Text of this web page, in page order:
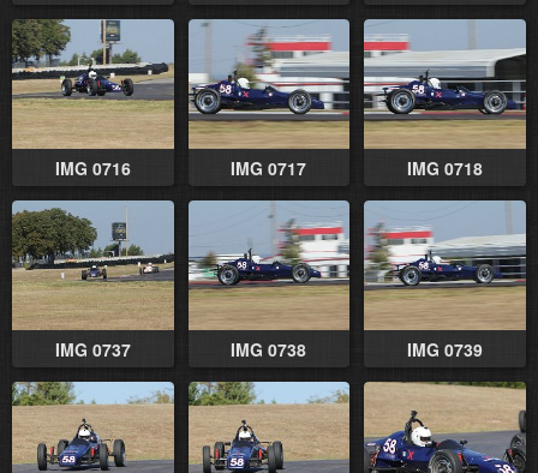
IMG 0716 IMG 0717 IMG 0718
IMG 0737 IMG 0738 IMG 0739